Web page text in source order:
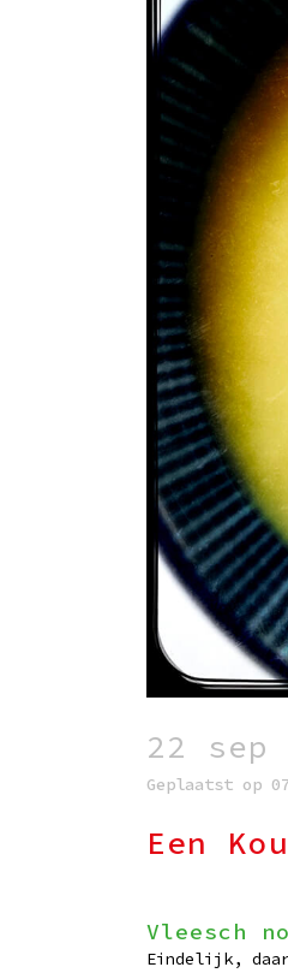
22 sep
Geplaatst op
Een
Vleesch
Eindelijk, daar